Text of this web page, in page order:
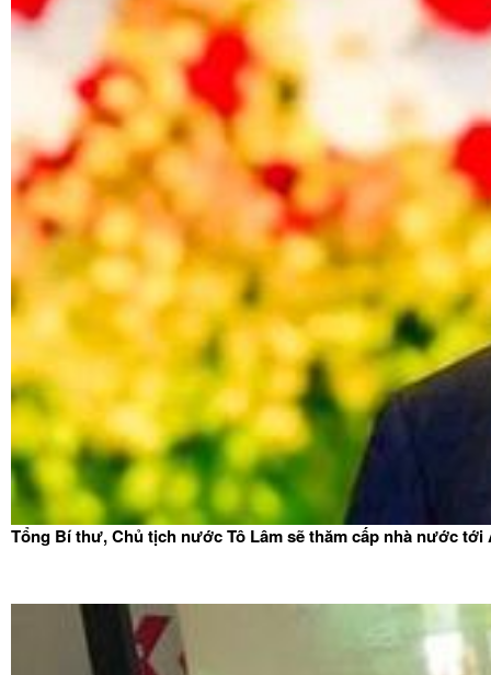
Tổng Bí thư, Chủ tịch nước Tô Lâm sẽ thăm cấp nhà nước tới